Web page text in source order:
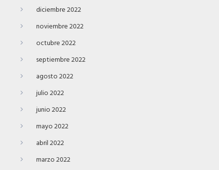
diciembre 2022
noviembre 2022
octubre 2022
septiembre 2022
agosto 2022
julio 2022
junio 2022
mayo 2022
abril 2022
marzo 2022